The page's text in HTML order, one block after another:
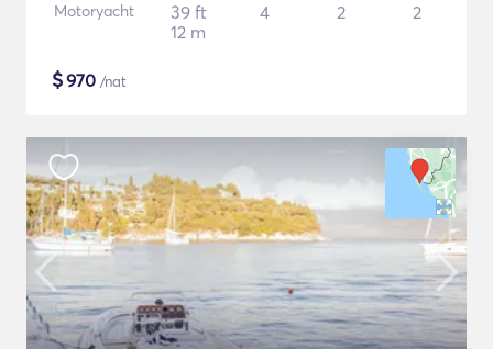
Motoryacht
39 ft
12 m
4 2 2
$970 /nat